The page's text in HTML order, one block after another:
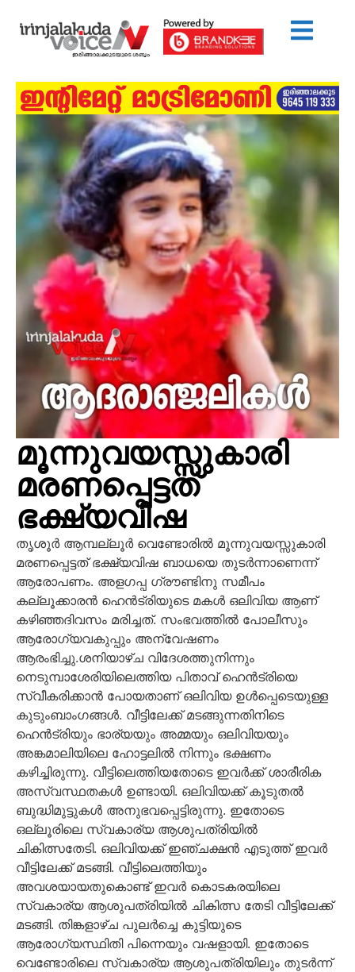
മൂന്നുവയസ്സുകാരി
മരണപ്പെട്ടത്
ഭക്ഷ്യവിഷ
തൃശൂർ ആമ്പല്ലൂർ വെണ്ടോരില്‍ മൂന്നുവയസ്സുകാരി
മരണപ്പെട്ടത് ഭക്ഷ്യവിഷ ബാധയെ തുടര്‍ന്നാണെന്ന്
ആരോപണം. അളഗപ്പ ഗ്രൗണ്ടിനു സമീപം
കല്ലൂക്കാരന്‍ ഹെന്‍ട്രിയുടെ മകള്‍ ഒലിവിയ ആണ്
കഴിഞ്ഞദിവസം മരിച്ചത്. സംഭവത്തിൽ പോലീസും
ആരോഗ്യവകുപ്പും അന്വേഷണം
ആരംഭിച്ചു.ശനിയാഴ്ച വിദേശത്തുനിന്നും
നെടുമ്പാശേരിയിലെത്തിയ പിതാവ് ഹെന്‍ട്രിയെ
സ്വീകരിക്കാന്‍ പോയതാണ് ഒലിവിയ ഉള്‍പ്പെടെയുള്ള
കുടുംബാംഗങ്ങള്‍. വീട്ടിലേക്ക് മടങ്ങുന്നതിനിടെ
ഹെന്‍ട്രിയും ഭാര്യയും അമ്മയും ഒലിവിയയും
അങ്കമാലിയിലെ ഹോട്ടലില്‍ നിന്നും ഭക്ഷണം
കഴിച്ചിരുന്നു. വീട്ടിലെത്തിയതോടെ ഇവര്‍ക്ക് ശാരീരിക
അസ്വസ്ഥതകള്‍ ഉണ്ടായി. ഒലിവിയക്ക് കൂടുതല്‍
ബുദ്ധിമുട്ടുകള്‍ അനുഭവപ്പെട്ടിരുന്നു. ഇതോടെ
ഒല്ലൂരിലെ സ്വകാര്യ ആശുപത്രിയില്‍
ചികിത്സതേടി. ഒലിവിയക്ക് ഇഞ്ചക്ഷന്‍ എടുത്ത് ഇവര്‍
വീട്ടിലേക്ക് മടങ്ങി. വീട്ടിലെത്തിയും
അവശയായതുകൊണ്ട് ഇവര്‍ കൊടകരയിലെ
സ്വകാര്യ ആശുപത്രിയില്‍ ചികിത്സ തേടി വീട്ടിലേക്ക്
മടങ്ങി. തിങ്കളാഴ്ച പുലര്‍ച്ചെ കുട്ടിയുടെ
ആരോഗ്യസ്ഥിതി പിന്നെയും വഷളായി. ഇതോടെ
വെണ്ടോരിലെ സ്വകാര്യ ആശുപത്രിയിലും തുടര്‍ന്ന്